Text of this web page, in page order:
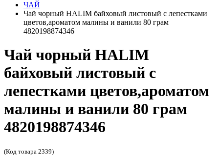
ЧАЙ
Чай чорный HALIM байховый листовый с лепестками
цветов,ароматом малины и ванили 80 грам
4820198874346
Чай чорный HALIM
байховый листовый с
лепестками цветов,ароматом
малины и ванили 80 грам
4820198874346
(Код товара 2339)